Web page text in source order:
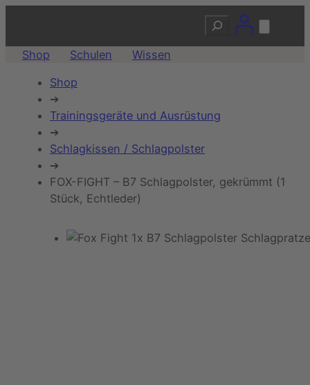
Suchen
Shop Schulen Wissen
Shop
➔
Trainingsgeräte und Ausrüstung
➔
Schlagkissen / Schlagpolster
➔
FOX-FIGHT – B7 Schlagpolster, gekrümmt (1
Stück, Echtleder)